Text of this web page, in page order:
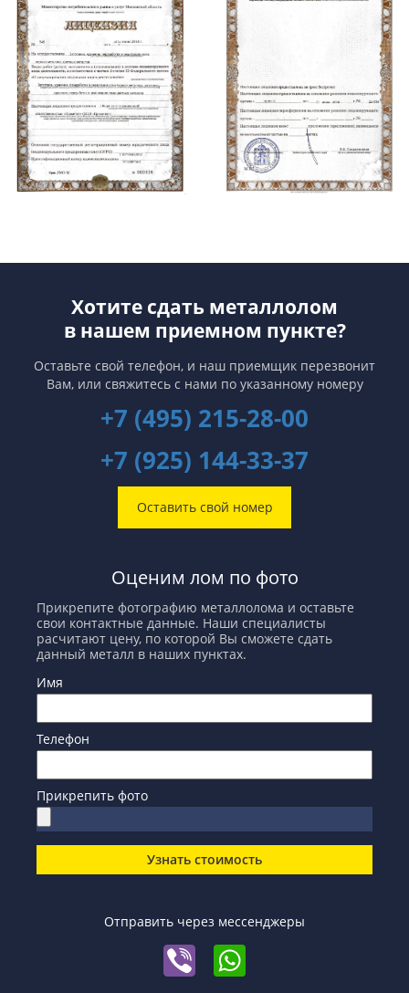
Хотите сдать металлолом
в нашем приемном пункте?
Оставьте свой телефон, и наш приемщик перезвонит
Вам, или свяжитесь с нами по указанному номеру
+7 (495) 215-28-00
+7 (925) 144-33-37
Оставить свой номер
Оценим лом по фото
Прикрепите фотографию металлолома и оставьте
свои контактные данные. Наши специалисты
расчитают цену, по которой Вы сможете сдать
данный металл в наших пунктах.
Имя
Телефон
Прикрепить фото
Узнать стоимость
Отправить через мессенджеры